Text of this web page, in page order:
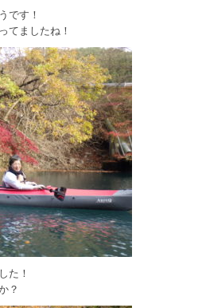
です！
てましたね！
た！
？